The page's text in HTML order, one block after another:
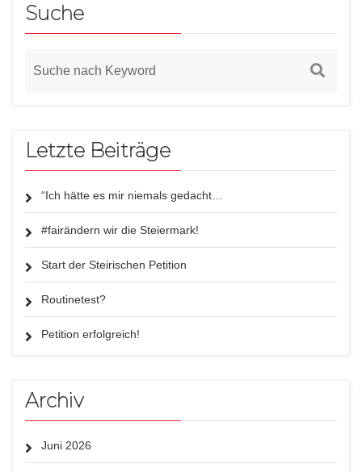
Suche
Letzte Beiträge
“Ich hätte es mir niemals gedacht…
#fairändern wir die Steiermark!
Start der Steirischen Petition
Routinetest?
Petition erfolgreich!
Archiv
Juni 2026